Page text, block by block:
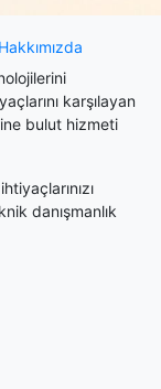
Hakkımızda
karşılayan
bulut hizmeti
danışmanlık